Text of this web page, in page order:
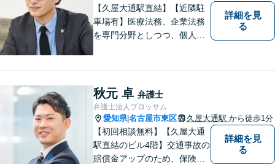
い。
【久屋大通駅直結】【近隣駐
車場有】医療法務、企業法務
を専門分野としつつ、個人の
しております。ぜひお気軽に
ご相談ください。https://www.
blsm-lpc.com
詳細を見
る
秋元 卓 弁護士
弁護士法人ブロッサム
愛知県|名古屋市東区 久屋大通駅 から徒歩1分
【初回相談無料】【久屋大通
駅直結のビル4階】交通事故の
賠償金アップのため、保険会
詳細を見
る